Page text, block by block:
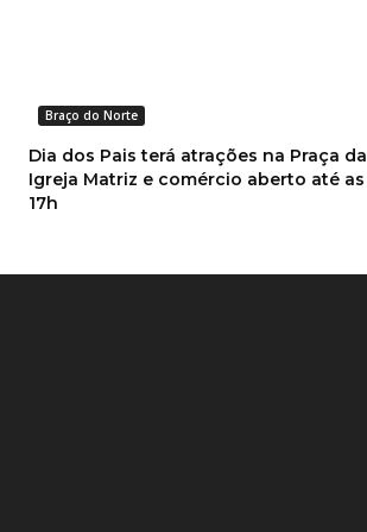
Braço do Norte
Dia dos Pais terá atrações na Praça da
Igreja Matriz e comércio aberto até as
17h